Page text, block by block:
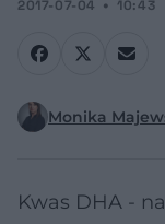
2017-07-04 10:43
Monika
Kwas DHA -